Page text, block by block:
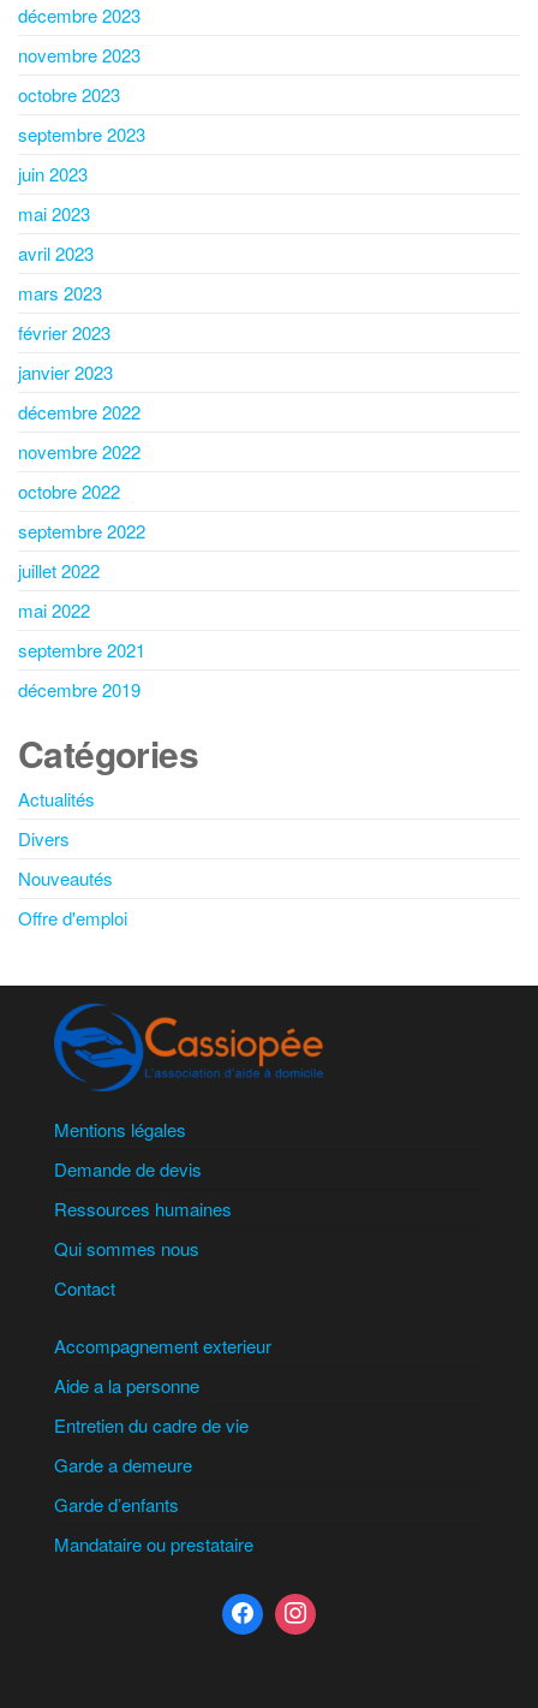
décembre 2023
novembre 2023
octobre 2023
septembre 2023
juin 2023
mai 2023
avril 2023
mars 2023
février 2023
janvier 2023
décembre 2022
novembre 2022
octobre 2022
septembre 2022
juillet 2022
mai 2022
septembre 2021
décembre 2019
Catégories
Actualités
Divers
Nouveautés
Offre d'emploi
Mentions légales
Demande de devis
Ressources humaines
Qui sommes nous
Contact
Accompagnement exterieur
Aide a la personne
Entretien du cadre de vie
Garde a demeure
Garde d’enfants
Mandataire ou prestataire